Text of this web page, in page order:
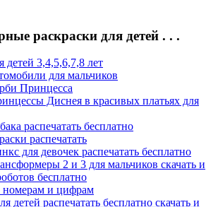
раскраски для детей . . .
детей 3,4,5,6,7,8 лет
для мальчиков
Принцесса
Диснея в красивых платьях для
распечатать бесплатно
распечатать
для девочек распечатать бесплатно
2 и 3 для мальчиков скачать и
бесплатно
номерам и цифрам
детей распечатать бесплатно скачать и